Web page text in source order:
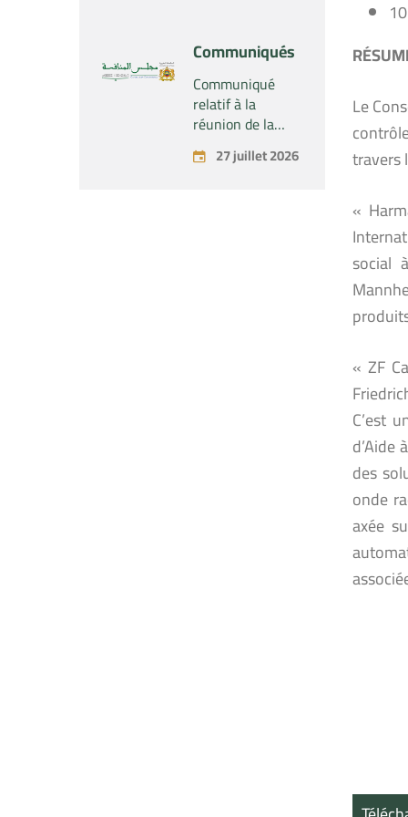
concernant la
prise par la
société « Fives
SAS » du
contrôle exclusif
de la société «
Aries Industries
Communiqués
Communiqué
relatif à la
réunion de la
Commission
Permanente du
27 juillet 2026
Le
travers
«
social
« ZF
C’est
des
onde
axée